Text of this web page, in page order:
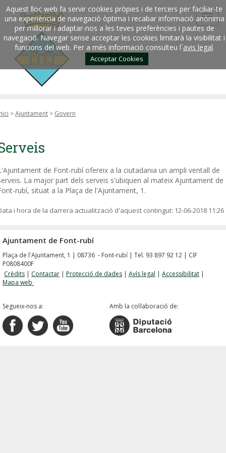
Aquest lloc web fa servir cookies pròpies i de tercers per faciliar-te
una experiència de navegació òptima i recabar informació anònima
per millorar i adaptar-nos a les teves preferències i pautes de
navegació. Navegar sense acceptar les cookies limitarà la visibilitat i
funcions del web. Per a més informació consulteu l´avis legal.
Acceptar Cookies
>Ajuntament > Govern
de Font-rubí ofereix a la ciutadania un ampli ventall de
La major part dels serveis s'ubiquen al mateix Ajuntament de
rubí, situat a la Plaça de l'Ajuntament, 1.
i hora de la darrera actualització d'aquest contingut: 12-06-2018 11:26
Ajuntament de Font-rubí
Plaça de l'Ajuntament, 1 | 08736 - Font-rubí | Tel. 93 897 92 12 | CIF
P0808400F
Crèdits | Contactar | Protecció de dades | Avís legal | Accessibilitat |
Mapa web
Segueix-nos a: Amb la col·laboració de: